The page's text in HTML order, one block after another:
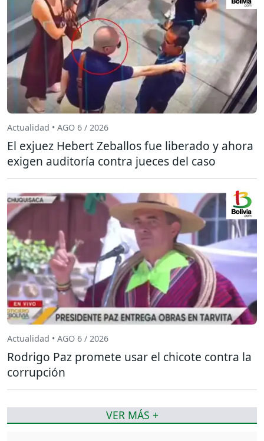
Actualidad • AGO 6 / 2026
El exjuez Hebert Zeballos fue liberado y ahora
exigen auditoría contra jueces del caso
Actualidad • AGO 6 / 2026
Rodrigo Paz promete usar el chicote contra la
corrupción
VER MÁS +